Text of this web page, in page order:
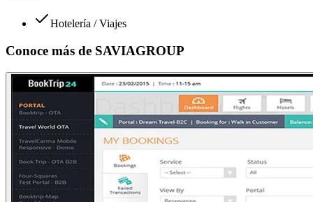
Hotelería / Viajes
Conoce más de SAVIAGROUP